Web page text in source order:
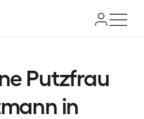
Putzfrau
in